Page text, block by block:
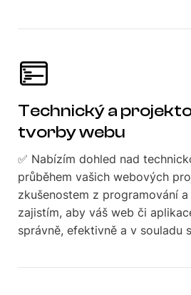
Technický a
tvorby webu
✅ Nabízím dohled nad
průběhem vašich webových
zkušenostem z programování
zajistím, aby váš web či
správně, efektivně a v souladu